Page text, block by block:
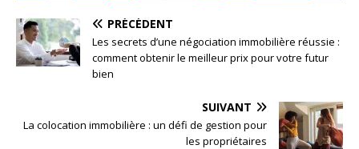
PRÉCÉDENT
Les secrets d’une négociation immobilière réussie :
comment obtenir le meilleur prix pour votre futur
bien
SUIVANT
La colocation immobilière : un défi de gestion pour
les propriétaires